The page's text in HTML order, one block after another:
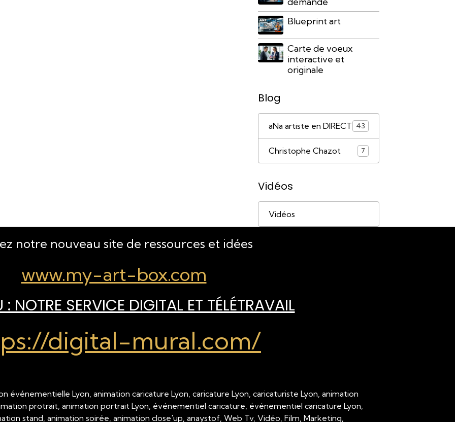
Blueprint art
Carte de voeux
interactive et
originale
Blog
aNa artiste en DIRECT 43
Christophe Chazot 7
Vidéos
Vidéos
notre nouveau site de ressources et idées
www.my-art-box.com
NOTRE SERVICE DIGITAL ET TÉLÉTRAVAIL
digital-mural.com/
événementielle Lyon, animation caricature Lyon, caricature Lyon, caricaturiste Lyon, animation
protrait, animation portrait Lyon, événementiel caricature, événementiel caricature Lyon,
stand, animation soirée, animation close'up, anaystof, Web Tv, Vidéo, Film, Marketing,